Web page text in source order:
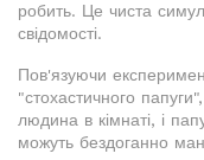
робить. Це чиста
свідомості.
Пов'язуючи
"стохастичного
людина в кімнаті, і
можуть бездоганно